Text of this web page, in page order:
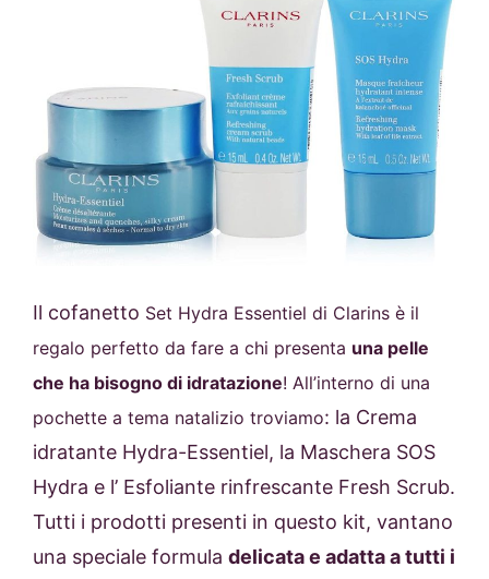
Il cofanetto Set Hydra Essentiel di Clarins è il
regalo perfetto da fare a chi presenta una pelle
che ha bisogno di idratazione! All’interno di una
pochette a tema natalizio troviamo: la Crema
idratante Hydra-Essentiel, la Maschera SOS
Hydra e l’ Esfoliante rinfrescante Fresh Scrub.
Tutti i prodotti presenti in questo kit, vantano
una speciale formula delicata e adatta a tutti i